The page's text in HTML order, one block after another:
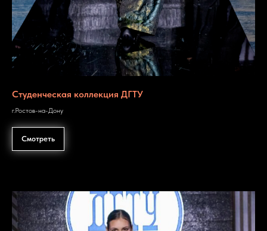
Студенческая коллекция ДГТУ
г.Ростов-на-Дону
Смотреть